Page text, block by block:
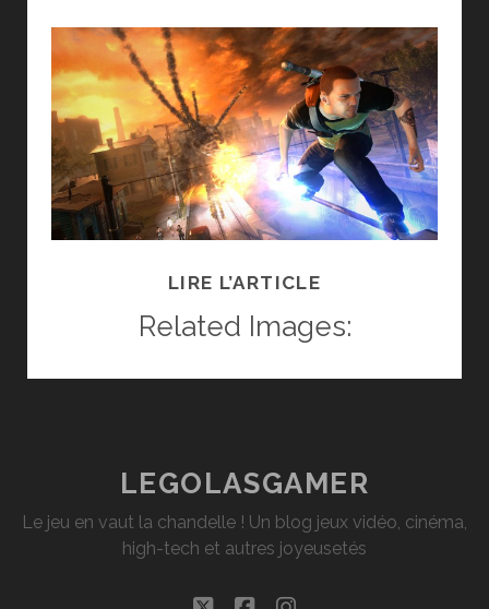
LIRE L’ARTICLE
INFAMOUS
AVEC
Related Images:
LEGOLASGAMER
Le jeu en vaut la chandelle ! Un blog jeux vidéo, cinéma,
high-tech et autres joyeusetés